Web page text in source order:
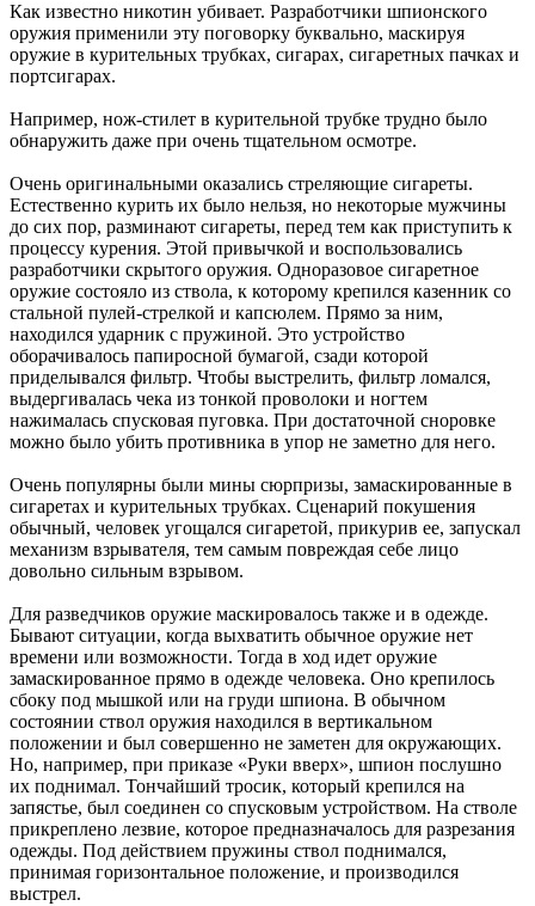
Как известно никотин убивает. Разработчики шпионского
оружия применили эту поговорку буквально, маскируя
оружие в курительных трубках, сигарах, сигаретных пачках и
портсигарах.
Например, нож-стилет в курительной трубке трудно было
обнаружить даже при очень тщательном осмотре.
Очень оригинальными оказались стреляющие сигареты.
Естественно курить их было нельзя, но некоторые мужчины
до сих пор, разминают сигареты, перед тем как приступить к
процессу курения. Этой привычкой и воспользовались
разработчики скрытого оружия. Одноразовое сигаретное
оружие состояло из ствола, к которому крепился казенник со
стальной пулей-стрелкой и капсюлем. Прямо за ним,
находился ударник с пружиной. Это устройство
оборачивалось папиросной бумагой, сзади которой
приделывался фильтр. Чтобы выстрелить, фильтр ломался,
выдергивалась чека из тонкой проволоки и ногтем
нажималась спусковая пуговка. При достаточной сноровке
можно было убить противника в упор не заметно для него.
Очень популярны были мины сюрпризы, замаскированные в
сигаретах и курительных трубках. Сценарий покушения
обычный, человек угощался сигаретой, прикурив ее, запускал
механизм взрывателя, тем самым повреждая себе лицо
довольно сильным взрывом.
Для разведчиков оружие маскировалось также и в одежде.
Бывают ситуации, когда выхватить обычное оружие нет
времени или возможности. Тогда в ход идет оружие
замаскированное прямо в одежде человека. Оно крепилось
сбоку под мышкой или на груди шпиона. В обычном
состоянии ствол оружия находился в вертикальном
положении и был совершенно не заметен для окружающих.
Но, например, при приказе «Руки вверх», шпион послушно
их поднимал. Тончайший тросик, который крепился на
запястье, был соединен со спусковым устройством. На стволе
прикреплено лезвие, которое предназначалось для разрезания
одежды. Под действием пружины ствол поднимался,
принимая горизонтальное положение, и производился
выстрел.